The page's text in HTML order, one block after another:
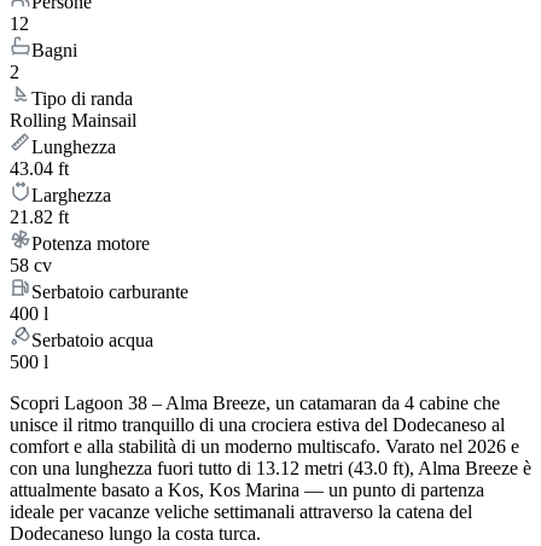
12
Bagni
2
Tipo di randa
Rolling Mainsail
Lunghezza
43.04 ft
Larghezza
21.82 ft
Potenza motore
58 cv
Serbatoio carburante
400 l
Serbatoio acqua
500 l
Scopri Lagoon 38 – Alma Breeze, un catamaran da 4 cabine che
unisce il ritmo tranquillo di una crociera estiva del Dodecaneso al
comfort e alla stabilità di un moderno multiscafo. Varato nel 2026 e
con una lunghezza fuori tutto di 13.12 metri (43.0 ft), Alma Breeze è
attualmente basato a Kos, Kos Marina — un punto di partenza
ideale per vacanze veliche settimanali attraverso la catena del
Dodecaneso lungo la costa turca.